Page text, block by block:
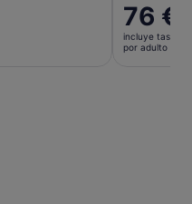
El
precio
es
76 €
incluye tasas e
por adulto